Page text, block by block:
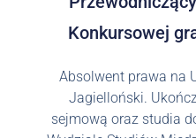
Konkursowej
Absolwent prawa na
Jagielloński.
sejmową oraz studia